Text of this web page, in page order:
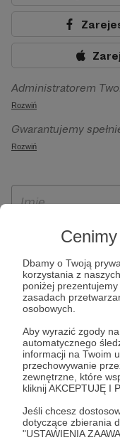
Dbamy o Twoją
korzystania z
poniżej
zasadach
osobowych.
Aby wyrazić zgody
automatycznego
informacji na Twoim
przechowywanie
zewnętrzne, które
kliknij AKCEPTUJĘ I
Jeśli chcesz
dotyczące zbierania
"USTAWIENIA
Administratorem
sp. z o.o. z siedziba w
092 Warszawa.
szczególności w
Patronite.pl, w tym
otrzymywania
Rozwiń
Gwarantujemy
wynikających z
ich przenoszenia,
wyrażenia sprzeciwu
osobowych.
jest po przekazaniu
założenie konta
dostępny jest na
Rozwiń
* Zapoznałem się i